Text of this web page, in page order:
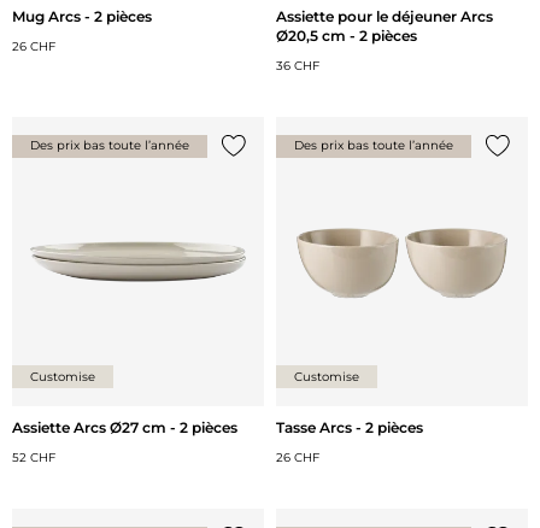
Mug Arcs - 2 pièces
26 CHF
Assiette pour le déjeuner Arcs
Ø20,5 cm - 2 pièces
36 CHF
Des prix bas toute l’année
Customise
Assiette Arcs Ø27 cm - 2 pièces
52 CHF
Des prix bas toute l’année
Customise
Tasse Arcs - 2 pièces
26 CHF